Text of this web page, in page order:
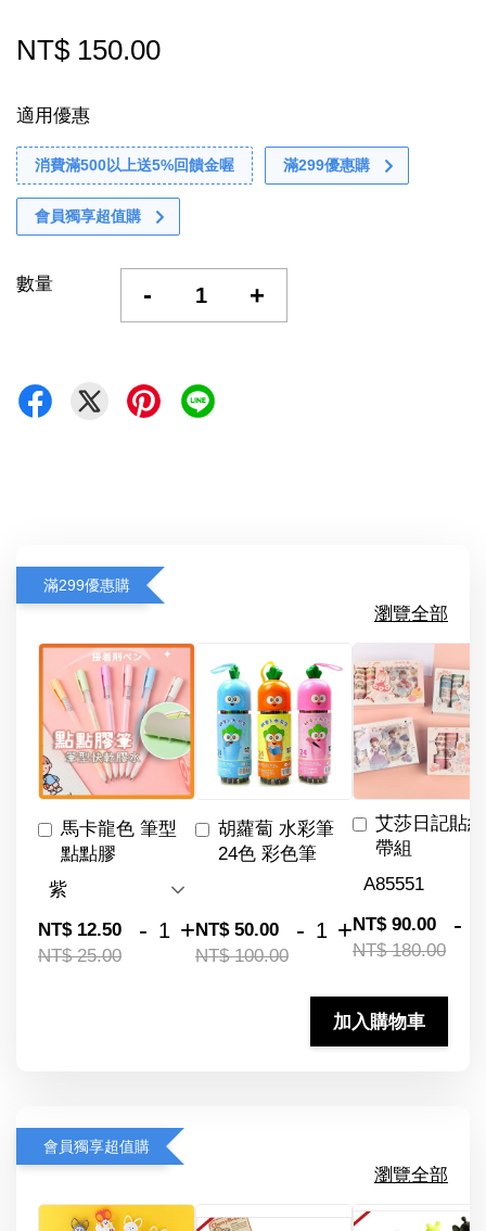
NT$ 150.00
適用優惠
消費滿500以上送5%回饋金喔 滿299優惠購
會員獨享超值購
數量 - +
滿299優惠購
瀏覽全部
馬卡龍色 筆型
點點膠
NT$ 12.50
NT$ 25.00
- +
胡蘿蔔 水彩筆
24色 彩色筆
NT$ 50.00
NT$ 100.00
- +
艾莎日記貼
帶組
NT$ 90.00
NT$ 180.00
-
加入購物車
會員獨享超值購
瀏覽全部